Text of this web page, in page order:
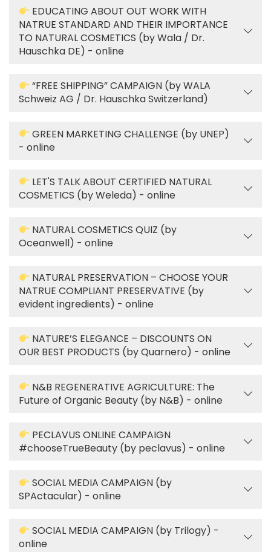
EDUCATING ABOUT OUT WORK WITH
NATRUE STANDARD AND THEIR IMPORTANCE
TO NATURAL COSMETICS (by Wala / Dr.
Hauschka DE) - online
“FREE SHIPPING” CAMPAIGN (by WALA
Schweiz AG / Dr. Hauschka Switzerland)
GREEN MARKETING CHALLENGE (by UNEP)
- online
LET'S TALK ABOUT CERTIFIED NATURAL
COSMETICS (by Weleda) - online
NATURAL COSMETICS QUIZ (by
Oceanwell) - online
NATURAL PRESERVATION – CHOOSE YOUR
NATRUE COMPLIANT PRESERVATIVE (by
evident ingredients) - online
NATURE’S ELEGANCE – DISCOUNTS ON
OUR BEST PRODUCTS (by Quarnero) - online
N&B REGENERATIVE AGRICULTURE: The
Future of Organic Beauty (by N&B) - online
PECLAVUS ONLINE CAMPAIGN
#chooseTrueBeauty (by peclavus) - online
SOCIAL MEDIA CAMPAIGN (by
SPActacular) - online
SOCIAL MEDIA CAMPAIGN (by Trilogy) -
online